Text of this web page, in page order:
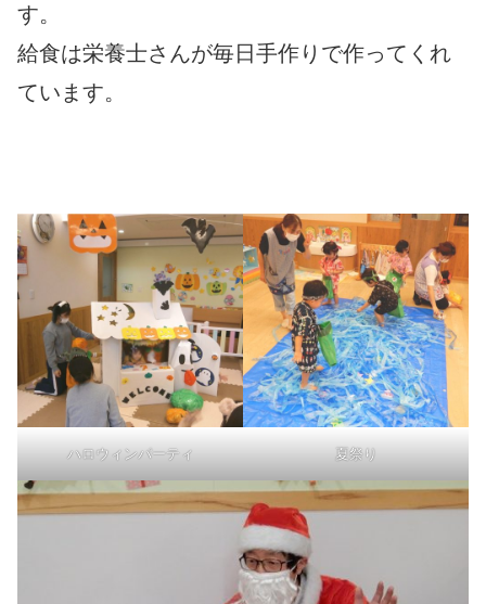
す。
給食は栄養士さんが毎日手作りで作ってくれ
ています。
ハロウィンパーティ 夏祭り